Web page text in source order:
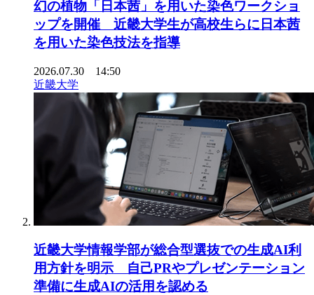
幻の植物「日本茜」を用いた染色ワークショ
ップを開催 近畿大学生が高校生らに日本茜
を用いた染色技法を指導
2026.07.30 14:50
近畿大学
近畿大学情報学部が総合型選抜での生成AI利
用方針を明示 自己PRやプレゼンテーション
準備に生成AIの活用を認める